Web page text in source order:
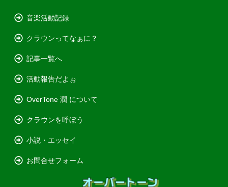
音楽活動記録
クラウンってなぁに？
記事一覧へ
活動報告だよぉ
OverTone 潤 について
クラウンを呼ぼう
小説・エッセイ
お問合せフォーム